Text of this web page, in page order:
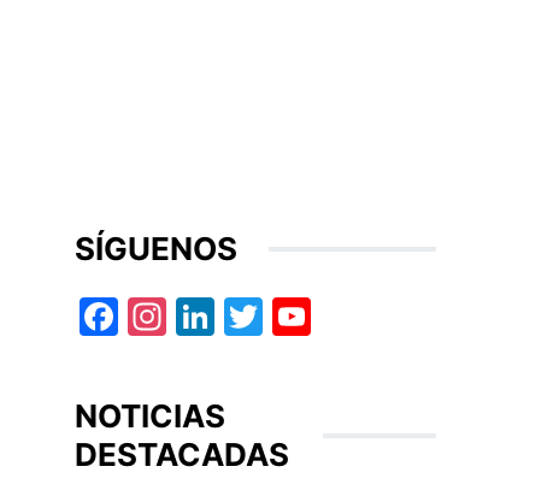
SÍGUENOS
Facebook
Instagram
LinkedIn
Twitter
NOTICIAS
DESTACADAS